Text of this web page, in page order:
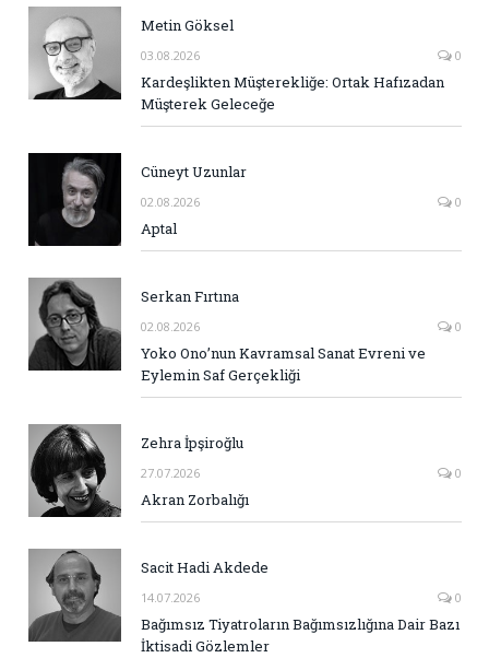
Metin Göksel
03.08.2026 0
Kardeşlikten Müşterekliğe: Ortak Hafızadan
Müşterek Geleceğe
Cüneyt Uzunlar
02.08.2026 0
Aptal
Serkan Fırtına
02.08.2026 0
Yoko Ono’nun Kavramsal Sanat Evreni ve
Eylemin Saf Gerçekliği
Zehra İpşiroğlu
27.07.2026 0
Akran Zorbalığı
Sacit Hadi Akdede
14.07.2026 0
Bağımsız Tiyatroların Bağımsızlığına Dair Bazı
İktisadi Gözlemler